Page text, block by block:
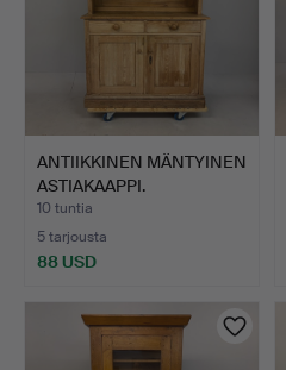
ANTIIKKINEN MÄNTYINEN
ASTIAKAAPPI.
10 tuntia
5 tarjousta
88 USD